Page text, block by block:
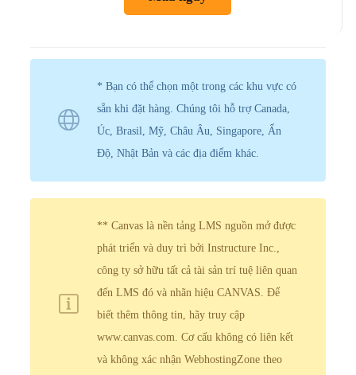
* Bạn có thể chọn một trong các khu vực có
sẵn khi đặt hàng. Chúng tôi hỗ trợ Canada,
Úc, Brasil, Mỹ, Châu Âu, Singapore, Ấn
Độ, Nhật Bản và các địa điểm khác.
** Canvas là nền tảng LMS nguồn mở được
phát triển và duy trì bởi Instructure Inc.,
công ty sở hữu tất cả tài sản trí tuệ liên quan
đến LMS đó và nhãn hiệu CANVAS. Để
biết thêm thông tin, hãy truy cập
www.canvas.com. Cơ cấu không có liên kết
và không xác nhận WebhostingZone theo